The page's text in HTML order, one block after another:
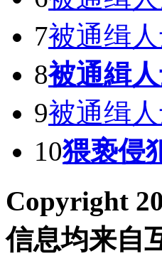
7被通缉
8被通緝
9被通缉
10猥亵侵
Copyright
信息均来自